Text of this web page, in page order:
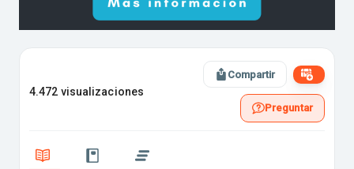
4.472 visualizaciones
Compartir
Preguntar